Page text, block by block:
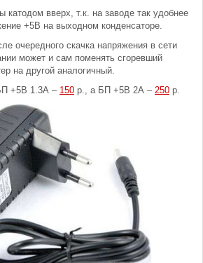
катодом вверх, т.к. на заводе так удобнее
+5В на выходном конденсаторе.
очередного скачка напряжения в сети
может и сам поменять сгоревший
на другой аналогичный.
+5В 1.3А – 150 р., а БП +5В 2А – 250 р.